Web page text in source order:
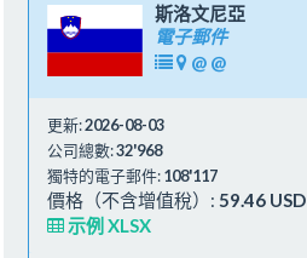
斯洛文尼亞
電子郵件
@ @
更新:2026-08-03
公司總數:32'968
獨特的電子郵件:108'117
價格（不含增值稅）: 59.46 USD
示例 XLSX